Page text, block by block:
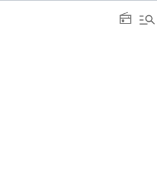
radio manage_search